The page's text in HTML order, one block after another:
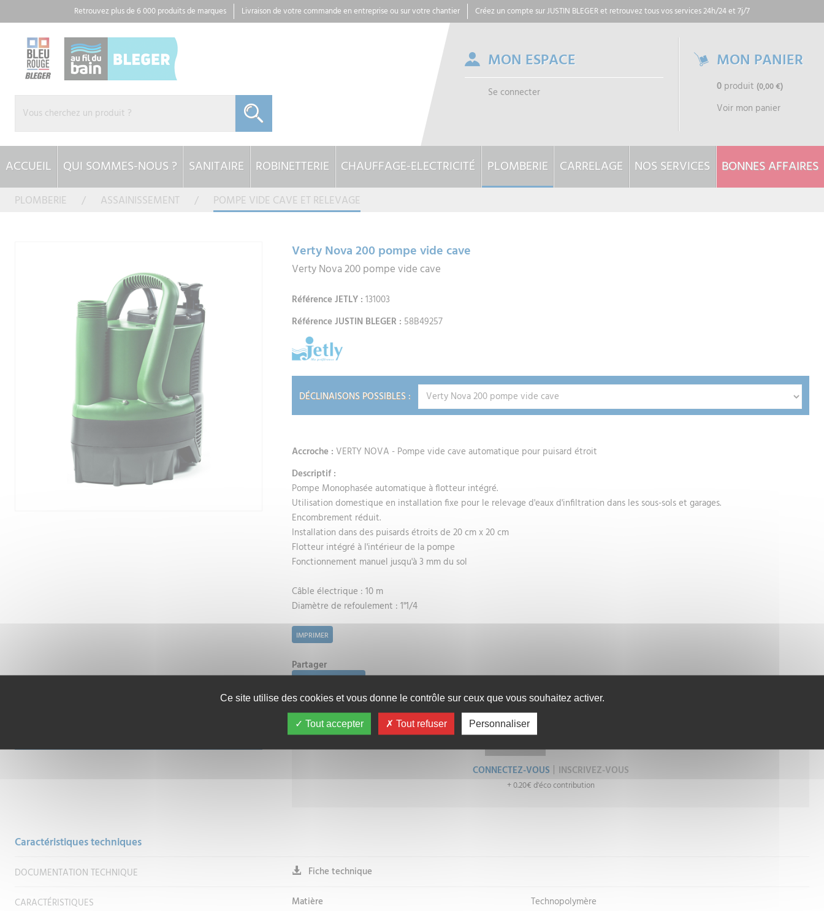
Retrouvez plus de 6 000 produits de marques Livraison de votre commande en entreprise ou sur votre chantier Créez un compte sur JUSTIN BLEGERet retrouvez tous vos services 24h/24 et 7j/7
MON ESPACE
Se connecter
MON PANIER
0 produit (0,00 €)
Voir mon panier
ACCUEIL QUI SOMMES-NOUS ? SANITAIRE ROBINETTERIE CHAUFFAGE-ELECTRICITÉ PLOMBERIE CARRELAGE NOS SERVICES BONNES AFFAIRES
PLOMBERIE ASSAINISSEMENT POMPE VIDE CAVE ET RELEVAGE
Verty Nova 200 pompe vide cave
Verty Nova 200 pompe vide cave
Référence JETLY : 131003
Référence JUSTIN BLEGER : 58B49257
DÉCLINAISONS POSSIBLES :
Accroche : VERTY NOVA - Pompe vide cave automatique pour puisard étroit
Descriptif :
Pompe Monophasée automatique à flotteur intégré.
Utilisation domestique en installation fixe pour le relevage d'eaux d'infiltration dans les sous-sols et garages.
Encombrement réduit.
Installation dans des puisards étroits de 20 cm x 20 cm
Flotteur intégré à l'intérieur de la pompe
Fonctionnement manuel jusqu'à 3 mm du sol
Câble électrique : 10 m
Diamètre de refoulement : 1"1/4
IMPRIMER
Partager
ENVOYER PAR MAIL
364.80€
CONNECTEZ-VOUS INSCRIVEZ-VOUS
+ 0.20€ d'éco contribution
Caractéristiques techniques
DOCUMENTATION TECHNIQUE Fiche technique
CARACTÉRISTIQUES Matière Technopolymère
Panneau de gestion des cookies
Ce site utilise des cookies et vous donne le contrôle sur ceux que vous souhaitez activer.
Tout accepter Tout refuser Personnaliser